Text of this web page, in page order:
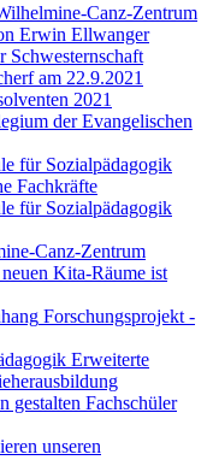
Canz-Zentrum
Erwin Ellwanger
Schwesternschaft
am 22.9.2021
2021
der Evangelischen
für Sozialpädagogik
Fachkräfte
für Sozialpädagogik
Canz-Zentrum
Kita-Räume ist
Forschungsprojekt -
Erweiterte
gestalten Fachschüler
unseren